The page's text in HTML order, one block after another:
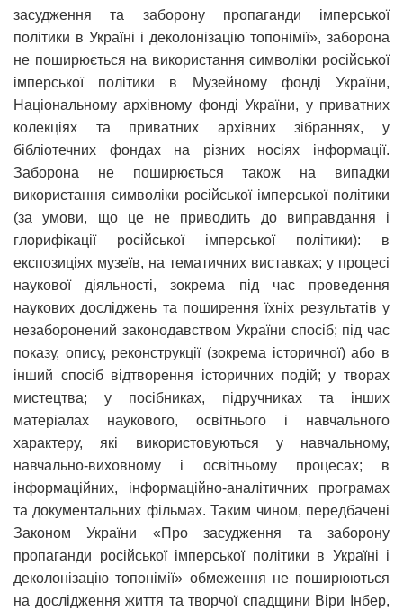
засудження та заборону пропаганди імперської
політики в Україні і деколонізацію топонімії», заборона
не поширюється на використання символіки російської
імперської політики в Музейному фонді України,
Національному архівному фонді України, у приватних
колекціях та приватних архівних зібраннях, у
бібліотечних фондах на різних носіях інформації.
Заборона не поширюється також на випадки
використання символіки російської імперської політики
(за умови, що це не приводить до виправдання і
глорифікації російської імперської політики): в
експозиціях музеїв, на тематичних виставках; у процесі
наукової діяльності, зокрема під час проведення
наукових досліджень та поширення їхніх результатів у
незаборонений законодавством України спосіб; під час
показу, опису, реконструкції (зокрема історичної) або в
інший спосіб відтворення історичних подій; у творах
мистецтва; у посібниках, підручниках та інших
матеріалах наукового, освітнього і навчального
характеру, які використовуються у навчальному,
навчально-виховному і освітньому процесах; в
інформаційних, інформаційно-аналітичних програмах
та документальних фільмах. Таким чином, передбачені
Законом України «Про засудження та заборону
пропаганди російської імперської політики в Україні і
деколонізацію топонімії» обмеження не поширюються
на дослідження життя та творчої спадщини Віри Інбер,